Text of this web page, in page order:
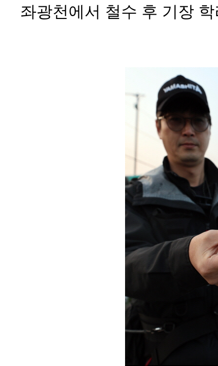
좌광천에서 철수 후 기장